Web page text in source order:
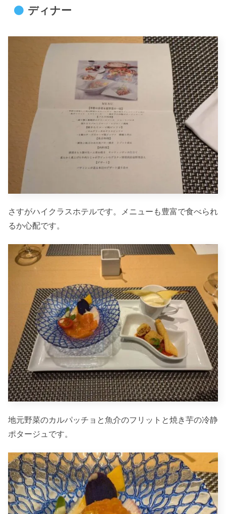
ディナー
さすがハイクラスホテルです。メニューも豊富で食べられ
るか心配です。
地元野菜のカルパッチョと魚介のフリットと焼き芋の冷静
ポタージュです。